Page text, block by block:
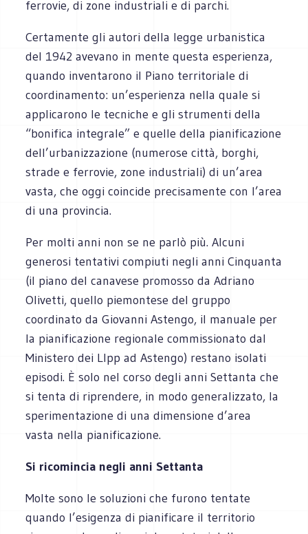
ferrovie, di zone industriali e di parchi.
Certamente gli autori della legge urbanistica
del 1942 avevano in mente questa esperienza,
quando inventarono il Piano territoriale di
coordinamento: un’esperienza nella quale si
applicarono le tecniche e gli strumenti della
“bonifica integrale” e quelle della pianificazione
dell’urbanizzazione (numerose città, borghi,
strade e ferrovie, zone industriali) di un’area
vasta, che oggi coincide precisamente con l’area
di una provincia.
Per molti anni non se ne parlò più. Alcuni
generosi tentativi compiuti negli anni Cinquanta
(il piano del canavese promosso da Adriano
Olivetti, quello piemontese del gruppo
coordinato da Giovanni Astengo, il manuale per
la pianificazione regionale commissionato dal
Ministero dei Llpp ad Astengo) restano isolati
episodi. È solo nel corso degli anni Settanta che
si tenta di riprendere, in modo generalizzato, la
sperimentazione di una dimensione d’area
vasta nella pianificazione.
Si ricomincia negli anni Settanta
Molte sono le soluzioni che furono tentate
quando l’esigenza di pianificare il territorio